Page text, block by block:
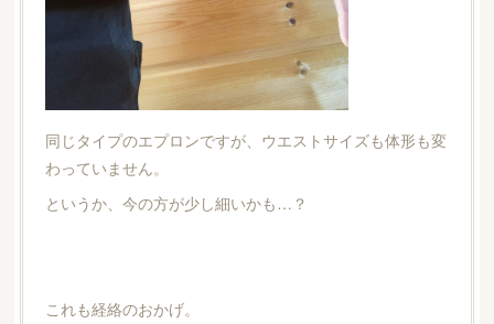
同じタイプのエプロンですが、ウエストサイズも体形も変
わっていません。
というか、今の方が少し細いかも…？
これも経絡のおかげ。